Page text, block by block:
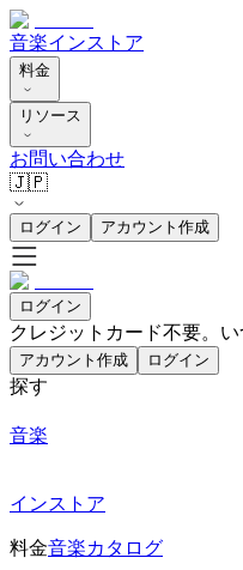
音楽インストア
料金
リソース
お問い合わせ
🇯🇵
ログイン アカウント作成
ログイン
クレジットカード不要。い
アカウント作成 ログイン
探す
音楽
インストア
料金音楽カタログ